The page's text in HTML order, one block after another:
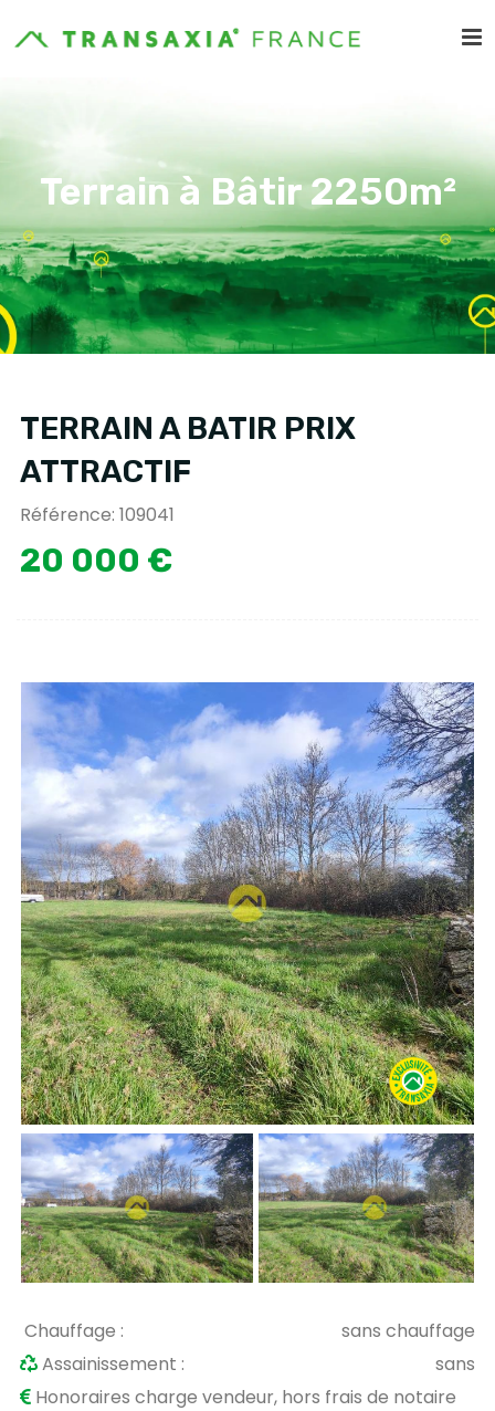
Terrain à Bâtir 2250m²
TERRAIN A BATIR PRIX
ATTRACTIF
Référence: 109041
20 000 €
Chauffage :
sans chauffage
Assainissement :
sans
Honoraires charge vendeur, hors frais de notaire